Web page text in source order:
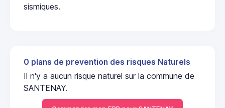
sismiques.
0 plans de prevention des risques Naturels
Il n'y a aucun risque naturel sur la commune de
SANTENAY.